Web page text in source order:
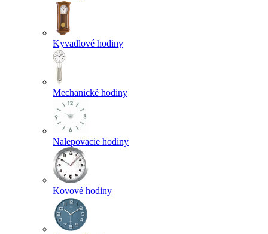
Kyvadlové hodiny
Mechanické hodiny
Nalepovacie hodiny
Kovové hodiny